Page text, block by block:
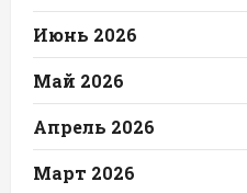
Июнь 2026
Май 2026
Апрель 2026
Март 2026